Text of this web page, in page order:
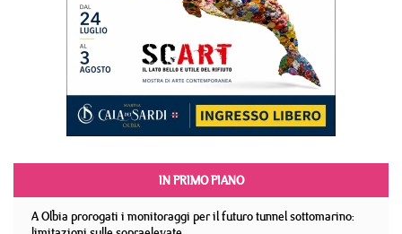
IN PRIMO PIANO
A Olbia prorogati i monitoraggi per il futuro tunnel sottomarino: